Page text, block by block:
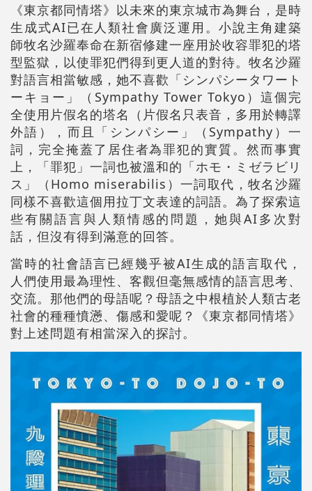
《東京都同情塔》以未來的東京城市為舞台，是時
生成式AI已在人類社會廣泛運用。小說主角建築
師牧名沙羅奉命在新宿修建一座用於收容罪犯的塔
型監獄，以使罪犯們得到更人道的對待。牧名沙羅
對語言相當敏感，她不喜歡「シンパシータワート
ーキョー」（Sympathy Tower Tokyo）這個完
全使用片假名的塔名（片假名只表音，多用於轉譯
外語），而且「シンパシー」（Sympathy）一
詞，完全掩蓋了居住者為罪犯的實質。然而事實
上，「罪犯」一詞也被溫和的「ホモ・ミゼラビリ
ス」（Homo miserabilis）一詞取代，牧名沙羅
同樣不喜歡這個用拉丁文表達的詞語。為了探索這
些有關語言與人類情感的問題，她與AI多次對
話，但沒有得到滿意的回答。
當時的社會語言已經幾乎被AI生成的語言取代，
人們使用最為理性、客觀但毫無感情的語言思考、
交流。那他們的母語呢？母語之中根植於人類古老
社會的種種憤懣、傷感和愛呢？《東京都同情塔》
對上述問題有相當深入的探討。